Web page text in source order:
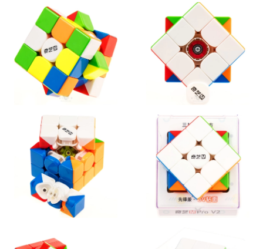
Это приятная развивающая головоломка для детей и
взрослых, вы получите удовольствие от игры.
Если вы искали магнитный кубик Рубика для профессионалов
и любителей за доступную цену – это Чии Мофанг 3х3х3 М Про
в2 Пионер ЮВ. А если вы хотите более простую версию (без
замагниченной крестовины), присмотритесь к
QiYi MoFangGe 3x3x3 M Pro v2 Flagship
умный и полезный подарок на день рождения, подарок на
Новый год, подарок мальчику или девочке.